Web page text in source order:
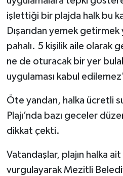
işlettiği bir plajda halk bu
Dışarıdan yemek
pahalı. 5 kişilik aile olarak
ne de oturacak bir yer
uygulaması kabul
Öte yandan, halka ücretli
Plajı’nda bazı geceler
dikkat çekti.
Vatandaşlar, plajın halka
vurgulayarak Mezitli